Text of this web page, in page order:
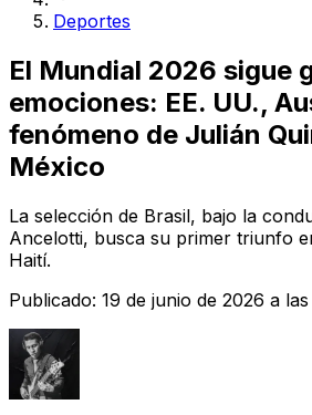
Deportes
El Mundial 2026 sigue
emociones: EE. UU.,
fenómeno de Julián
México
La selección de Brasil, bajo la
Ancelotti, busca su primer triunfo
Haití.
Publicado: 19 de junio de 2026 a las